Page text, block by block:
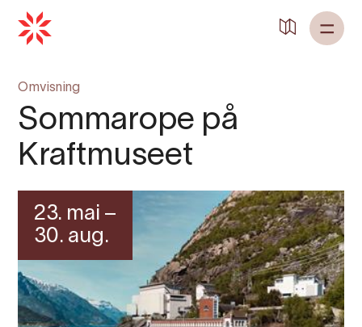
Omvisning
Sommarope på
Kraftmuseet
23. mai –
30. aug.